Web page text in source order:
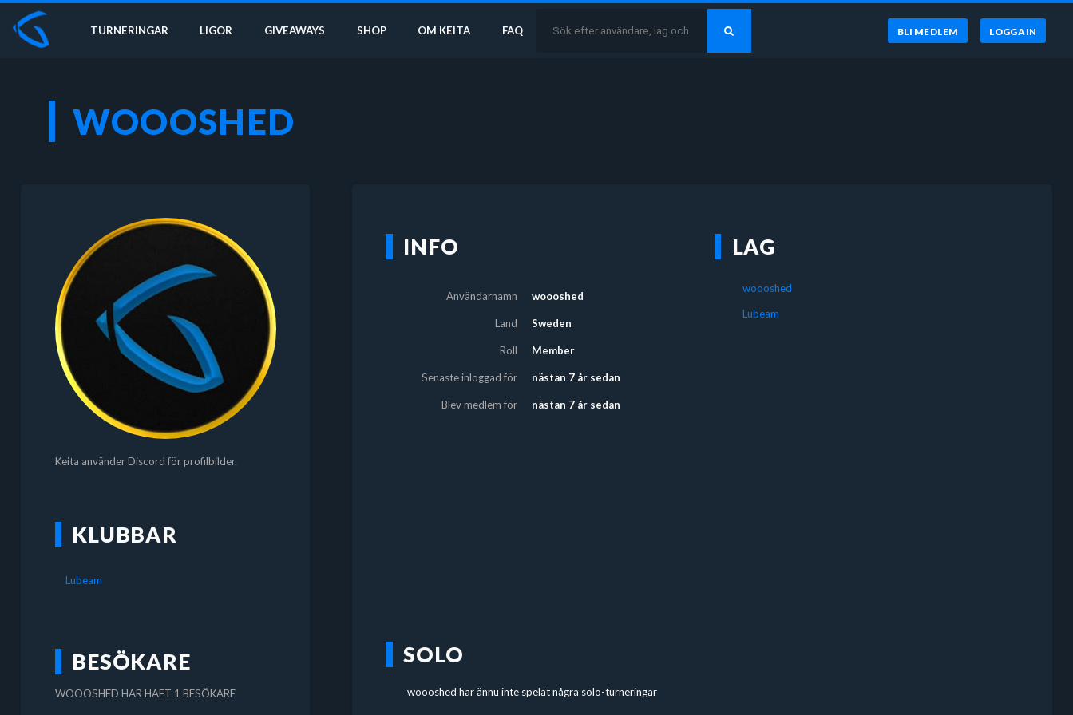
TURNERINGAR LIGOR GIVEAWAYS SHOP OM KEITA FAQ BLI MEDLEM LOGGA IN
WOOOSHED
Keita använder Discord för profilbilder.
KLUBBAR
Lubeam
BESÖKARE
WOOOSHED HAR HAFT 1 BESÖKARE
INFO
Användarnamn woooshed
Land Sweden
Roll Member
Senaste inloggad för nästan 7 år sedan
Blev medlem för nästan 7 år sedan
LAG
woooshed
Lubeam
SOLO
woooshed har ännu inte spelat några solo-turneringar